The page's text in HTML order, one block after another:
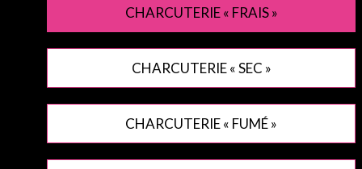
CHARCUTERIE « FRAIS »
CHARCUTERIE « SEC »
CHARCUTERIE « FUMÉ »